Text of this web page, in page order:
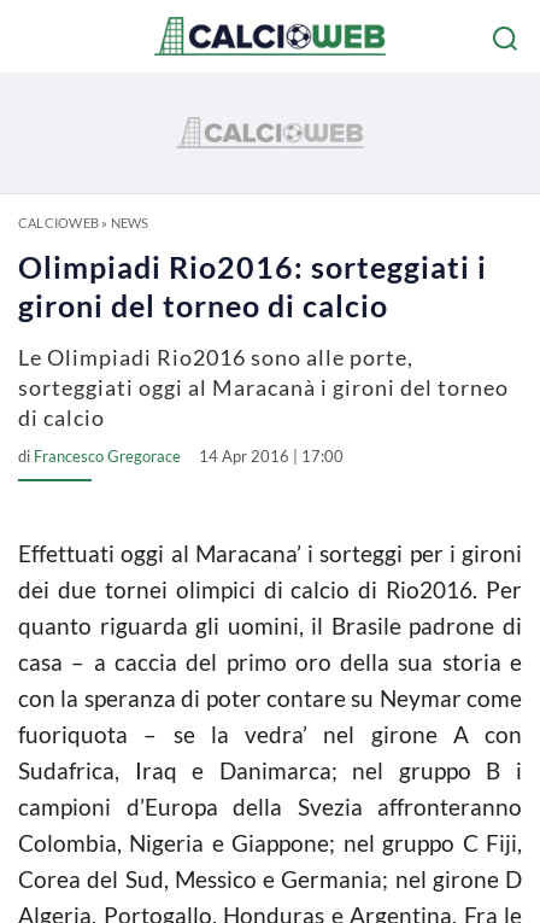
CALCIOWEB» NEWS
Olimpiadi Rio2016: sorteggiati i
gironi del torneo di calcio
Le Olimpiadi Rio2016 sono alle porte,
sorteggiati oggi al Maracanà i gironi del torneo
di calcio
di Francesco Gregorace 14 Apr 2016 | 17:00
Effettuati oggi al Maracana’ i sorteggi per i gironi
dei due tornei olimpici di calcio di Rio2016. Per
quanto riguarda gli uomini, il Brasile padrone di
casa – a caccia del primo oro della sua storia e
con la speranza di poter contare su Neymar come
fuoriquota – se la vedra’ nel girone A con
Sudafrica, Iraq e Danimarca; nel gruppo B i
campioni d’Europa della Svezia affronteranno
Colombia, Nigeria e Giappone; nel gruppo C Fiji,
Corea del Sud, Messico e Germania; nel girone D
Algeria, Portogallo, Honduras e Argentina. Fra le